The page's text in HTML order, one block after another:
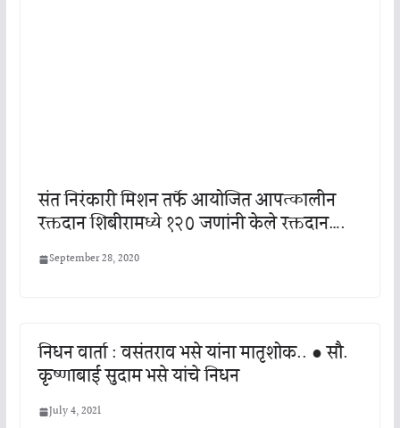
संत निरंकारी मिशन तर्फे आयोजित आपत्कालीन
रक्तदान शिबीरामध्ये १२० जणांनी केले रक्तदान….
September 28, 2020
निधन वार्ता : वसंतराव भसे यांना मातृशोक.. ● सौ.
कृष्णाबाई सुदाम भसे यांचे निधन
July 4, 2021